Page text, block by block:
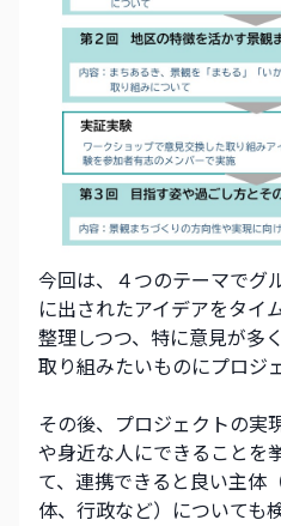
今回は、４つのテーマでグ
に出されたアイデアをタイ
整理しつつ、特に意見が多
取り組みたいものにプロジ
その後、プロジェクトの実
や身近な人にできることを
て、連携できると良い主体
体、行政など）についても